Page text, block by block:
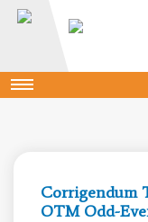
Corrigendum
OTM Odd-